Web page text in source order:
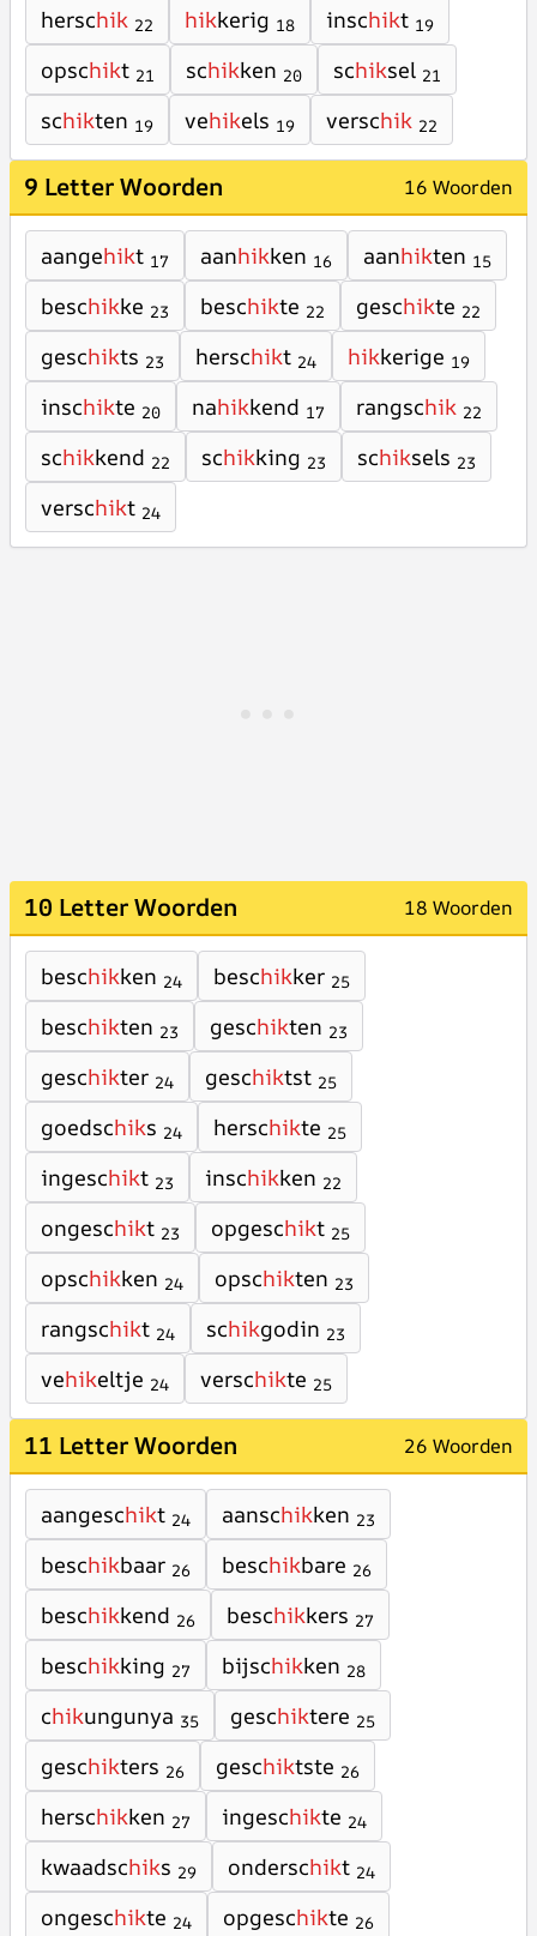
herschik 22 hikkerig 18 inschikt 19
opschikt 21 schikken 20 schiksel 21
schikten 19 vehikels 19 verschik 22
9 Letter Woorden 16 Woorden
aangehikt 17 aanhikken 16 aanhikten 15
beschikke 23 beschikte 22 geschikte 22
geschikts 23 herschikt 24 hikkerige 19
inschikte 20 nahikkend 17 rangschik 22
schikkend 22 schikking 23 schiksels 23
verschikt 24
10 Letter Woorden 18 Woorden
beschikken 24 beschikker 25
beschikten 23 geschikten 23
geschikter 24 geschiktst 25
goedschiks 24 herschikte 25
ingeschikt 23 inschikken 22
ongeschikt 23 opgeschikt 25
opschikken 24 opschikten 23
rangschikt 24 schikgodin 23
vehikeltje 24 verschikte 25
11 Letter Woorden 26 Woorden
aangeschikt 24 aanschikken 23
beschikbaar 26 beschikbare 26
beschikkend 26 beschikkers 27
beschikking 27 bijschikken 28
chikungunya 35 geschiktere 25
geschikters 26 geschiktste 26
herschikken 27 ingeschikte 24
kwaadschiks 29 onderschikt 24
ongeschikte 24 opgeschikte 26